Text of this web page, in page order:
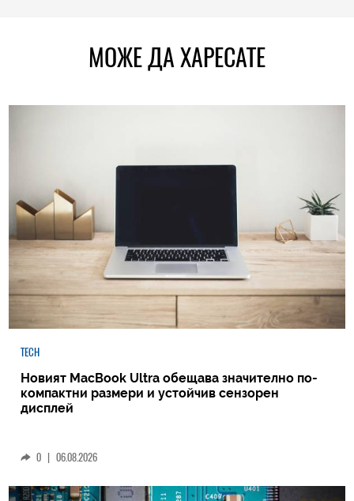
МОЖЕ ДА ХАРЕСАТЕ
TECH
Новият MacBook Ultra обещава значително по-
компактни размери и устойчив сензорен
дисплей
0 06.08.2026